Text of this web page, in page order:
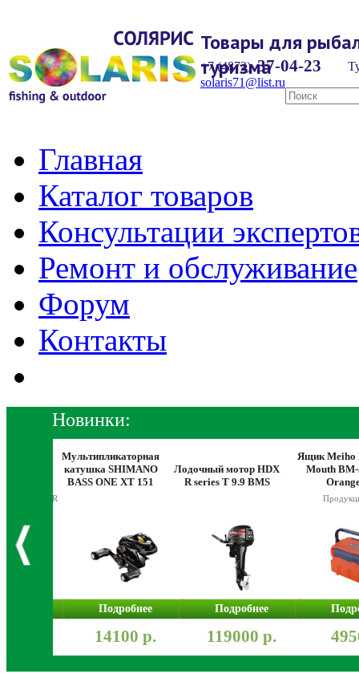
Товары для
туризма
+7 (4872) 37-04-23
solaris71@list.ru
Главная
Каталог товаров
Консультации
Ремонт и обслуживание
Форум
Контакты
Новинки:
GLADIATOR
Мультипликаторная
катушка SHIMANO
BASS ONE XT 151
Подробнее
14100 р.
Лодочный мотор HDX
R series T 9.9 BMS
Подробнее
119000 р.
Ящик Meiho
Mouth